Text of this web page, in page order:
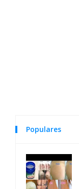
Populares